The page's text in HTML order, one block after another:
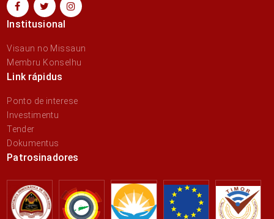
Institusional
Visaun no Missaun
Membru Konselhu
Link rápidus
Ponto de interese
Investimentu
Tender
Dokumentus
Patrosinadores